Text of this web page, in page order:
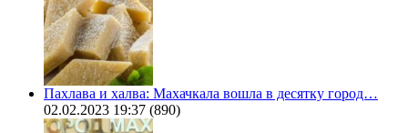
Пахлава и халва: Махачкала вошла в десятку город…
02.02.2023 19:37 (890)